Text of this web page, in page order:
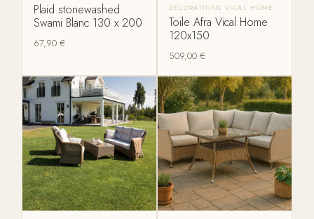
Plaid stonewashed
Swami Blanc 130 x 200
67,90€
DÉCORATIONS VICAL HOME
Toile Afra Vical Home
120x150
509,00 €